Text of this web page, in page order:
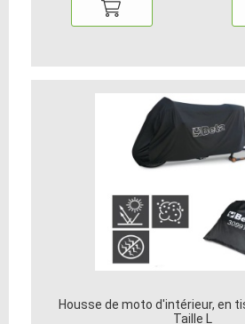
Housse de moto d'intérieur, en
Taille L